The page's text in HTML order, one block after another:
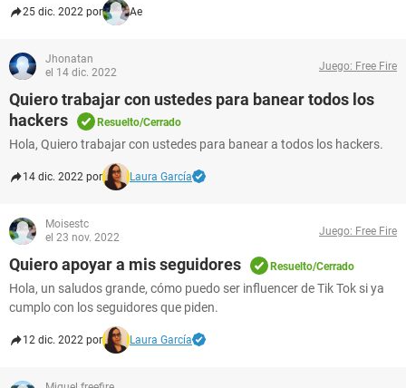
25 dic. 2022 por Ae
Jhonatan
el 14 dic. 2022
Juego: Free Fire
Quiero trabajar con ustedes para banear todos los
hackers
Resuelto/Cerrado
Hola, Quiero trabajar con ustedes para banear a todos los hackers.
14 dic. 2022 por Laura García
Moisestc
el 23 nov. 2022
Juego: Free Fire
Quiero apoyar a mis seguidores Resuelto/Cerrado
Hola, un saludos grande, cómo puedo ser influencer de Tik Tok si ya
cumplo con los seguidores que piden.
12 dic. 2022 por Laura García